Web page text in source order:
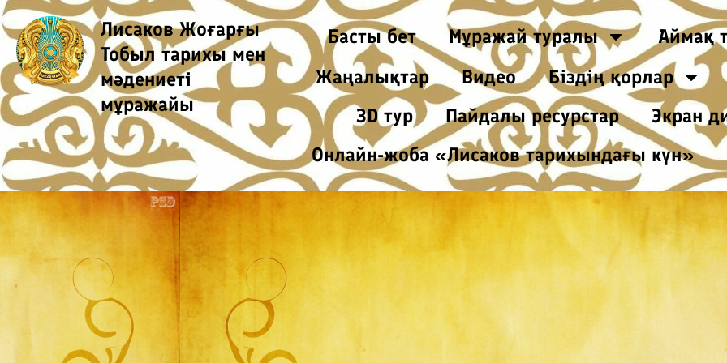
Skip
to
content
Лисаков Жоғарғы
Тобыл тарихы мен
мәдениеті
мұражайы
Басты бет Мұражай туралы
Аймақ
Жаңалықтар
Видео Біздің қорлар
3D тур
Пайдалы ресурстар
Экран
Онлайн-жоба «Лисаков тарихындағы күн»